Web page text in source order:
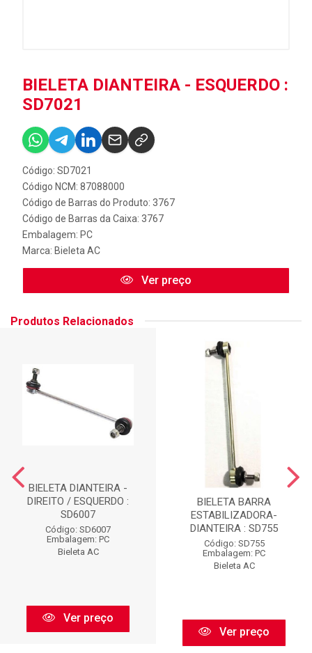
BIELETA DIANTEIRA - ESQUERDO :
SD7021
Código: SD7021
Código NCM: 87088000
Código de Barras do Produto: 3767
Código de Barras da Caixa: 3767
Embalagem: PC
Marca: Bieleta AC
Ver preço
Produtos Relacionados
BIELETA DIANTEIRA -
DIREITO / ESQUERDO :
SD6007
Código: SD6007
Embalagem: PC
Bieleta AC
Ver preço
BIELETA BARRA
ESTABILIZADORA-
DIANTEIRA : SD755
Código: SD755
Embalagem: PC
Bieleta AC
Ver preço